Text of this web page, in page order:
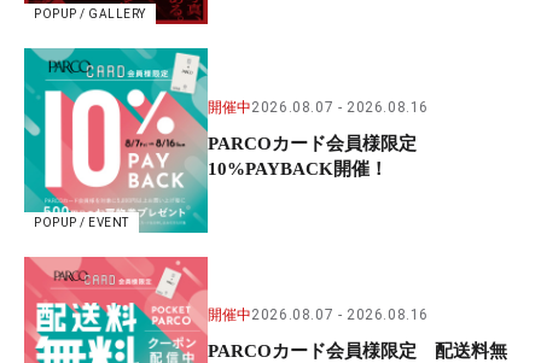
POPUP / GALLERY
POPUP / EVENT
開催中2026.08.07 2026.08.16
PARCOカード会員様限定
10%PAYBACK開催！
開催中2026.08.07 2026.08.16
PARCOカード会員様限定 配送料無